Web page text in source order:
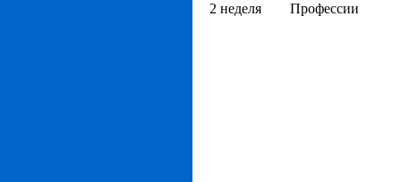
2 неделя Профессии